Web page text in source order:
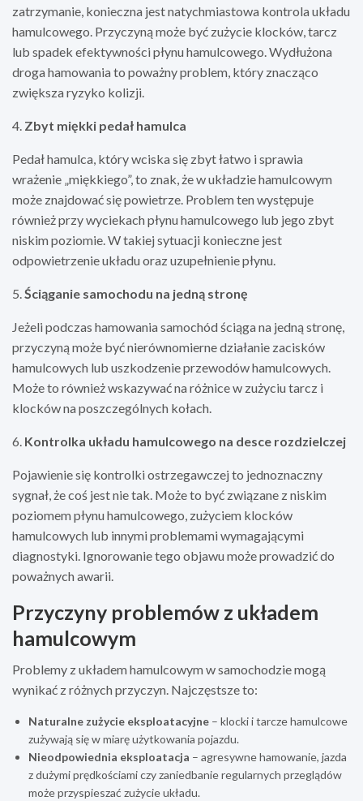
zatrzymanie, konieczna jest natychmiastowa kontrola układu
hamulcowego. Przyczyną może być zużycie klocków, tarcz
lub spadek efektywności płynu hamulcowego. Wydłużona
droga hamowania to poważny problem, który znacząco
zwiększa ryzyko kolizji.
4. Zbyt miękki pedał hamulca
Pedał hamulca, który wciska się zbyt łatwo i sprawia
wrażenie „miękkiego”, to znak, że w układzie hamulcowym
może znajdować się powietrze. Problem ten występuje
również przy wyciekach płynu hamulcowego lub jego zbyt
niskim poziomie. W takiej sytuacji konieczne jest
odpowietrzenie układu oraz uzupełnienie płynu.
5.Ściąganie samochodu na jedną stronę
Jeżeli podczas hamowania samochód ściąga na jedną stronę,
przyczyną może być nierównomierne działanie zacisków
hamulcowych lub uszkodzenie przewodów hamulcowych.
Może to również wskazywać na różnice w zużyciu tarcz i
klocków na poszczególnych kołach.
6. Kontrolka układu hamulcowego na desce rozdzielczej
Pojawienie się kontrolki ostrzegawczej to jednoznaczny
sygnał, że coś jest nie tak. Może to być związane z niskim
poziomem płynu hamulcowego, zużyciem klocków
hamulcowych lub innymi problemami wymagającymi
diagnostyki. Ignorowanie tego objawu może prowadzić do
poważnych awarii.
Przyczyny problemów z układem
hamulcowym
Problemy z układem hamulcowym w samochodzie mogą
wynikać z różnych przyczyn. Najczęstsze to:
Naturalne zużycie eksploatacyjne – klocki i tarcze hamulcowe
zużywają się w miarę użytkowania pojazdu.
Nieodpowiednia eksploatacja – agresywne hamowanie, jazda
z dużymi prędkościami czy zaniedbanie regularnych przeglądów
może przyspieszać zużycie układu.